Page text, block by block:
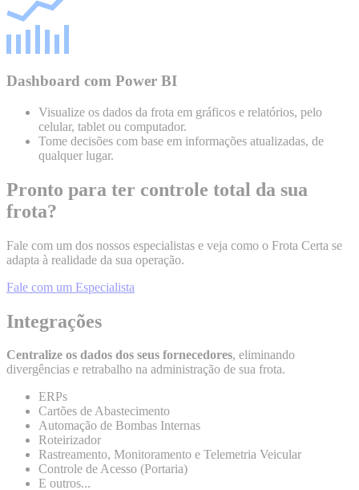
Dashboard com Power BI
Visualize os dados da frota em gráficos e relatórios, pelo
celular, tablet ou computador.
Tome decisões com base em informações atualizadas, de
qualquer lugar.
Pronto para ter controle total da sua
frota?
Fale com um dos nossos especialistas e veja como o Frota Certa se
adapta à realidade da sua operação.
Fale com um Especialista
Integrações
Centralize os dados dos seus fornecedores, eliminando
divergências e retrabalho na administração de sua frota.
ERPs
Cartões de Abastecimento
Automação de Bombas Internas
Roteirizador
Rastreamento, Monitoramento e Telemetria Veicular
Controle de Acesso (Portaria)
E outros...